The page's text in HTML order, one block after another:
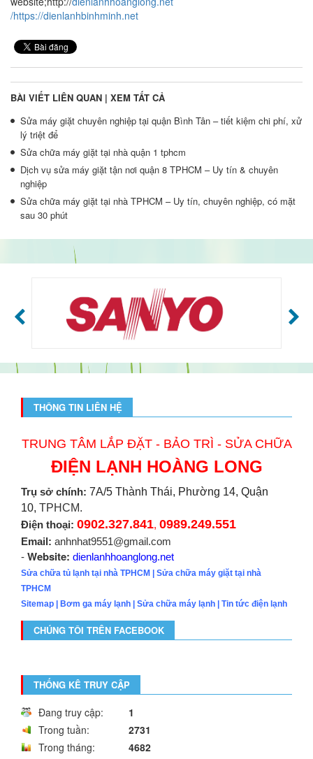
/https://dienlanhbinhminh.net
BÀI VIẾT LIÊN QUAN | XEM TẤT CẢ
Sửa máy giặt chuyên nghiệp tại quận Bình Tân – tiết kiệm chi phí, xử
lý triệt để
Sửa chữa máy giặt tại nhà quận 1 tphcm
Dịch vụ sửa máy giặt tận nơi quận 8 TPHCM – Uy tín & chuyên
nghiệp
Sửa chữa máy giặt tại nhà TPHCM – Uy tín, chuyên nghiệp, có mặt
sau 30 phút
THÔNG TIN LIÊN HỆ
TRUNG TÂM LẮP ĐẶT - BẢO TRÌ - SỬA CHỮA
ĐIỆN LẠNH HOÀNG LONG
Trụ sở chính: 7A/5 Thành Thái, Phường 14, Quận
10, TPHCM.
Điện thoại: 0902.327.841, 0989.249.551
Email: anhnhat9551@gmail.com
- Website: dienlanhhoanglong.net
Sửa chữa tủ lạnh tại nhà TPHCM | Sửa chữa máy giặt tại nhà
TPHCM
Sitemap | Bơm ga máy lạnh | Sửa chữa máy lạnh | Tin tức điện lạnh
CHÚNG TÔI TRÊN FACEBOOK
THỐNG KÊ TRUY CẬP
Đang truy cập:
1
Trong tuần:
2731
Trong tháng:
4682